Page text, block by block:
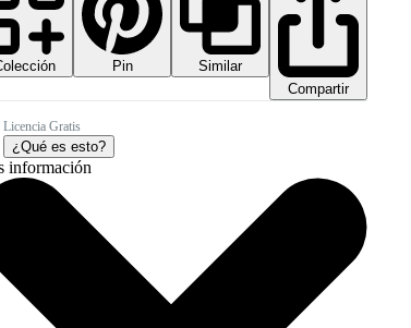
Pin
Similar
Compartir
Licencia Gratis
¿Qué es esto?
información